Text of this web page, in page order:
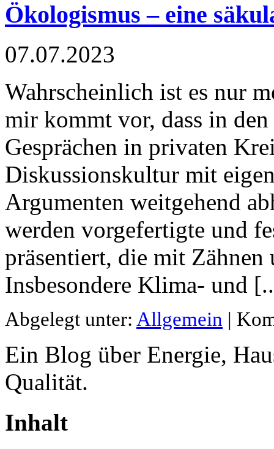
Ökologismus – eine
07.07.2023
Wahrscheinlich ist es nur
mir kommt vor, dass in
Gesprächen in privaten
Diskussionskultur mit
Argumenten weitgehend
werden vorgefertigte und
präsentiert, die mit
Insbesondere Klima- und
Abgelegt unter: Allgemein |
Ein Blog über Energie,
Qualität.
Inhalt